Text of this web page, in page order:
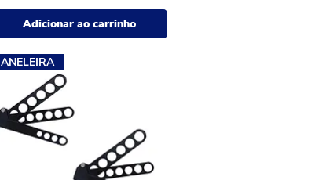
Adicionar ao carrinho
ANELEIRA